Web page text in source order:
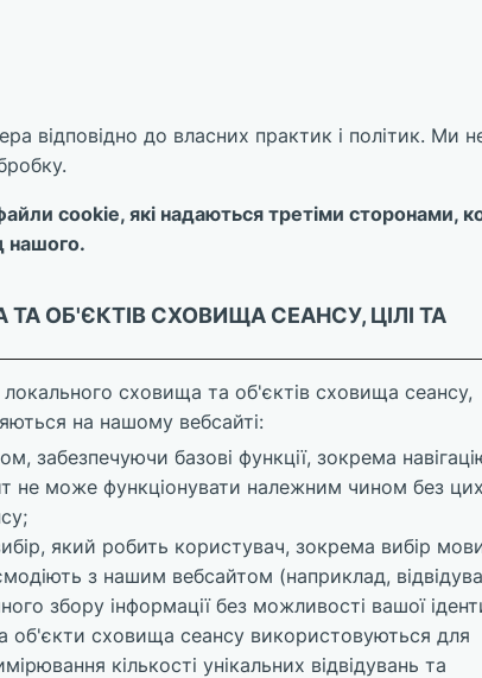
відповідно до власних практик і політик. Ми
cookie, які надаються третіми сторонами,
нашого.
ОБ'ЄКТІВ СХОВИЩА СЕАНСУ, ЦІЛІ ТА
сховища та об'єктів сховища сеансу,
на нашому вебсайті:
забезпечуючи базові функції, зокрема
не може функціонувати належним чином без
який робить користувач, зокрема вибір
з нашим вебсайтом (наприклад,
збору інформації без можливості вашої
об'єкти сховища сеансу використовуються для
кількості унікальних відвідувань та